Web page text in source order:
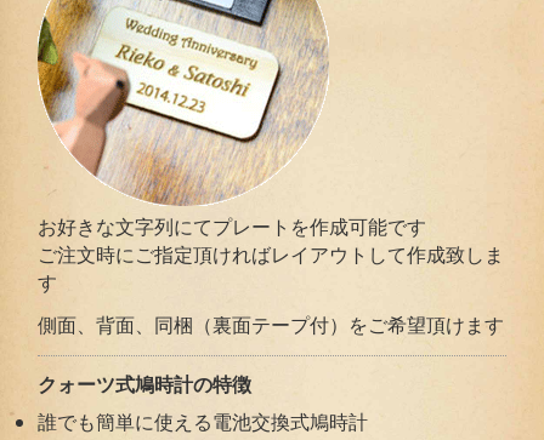
お好きな文字列にてプレートを作成可能です
ご注文時にご指定頂ければレイアウトして作成致しま
す
側面、背面、同梱（裏面テープ付）をご希望頂けます
クォーツ式鳩時計の特徴
誰でも簡単に使える電池交換式鳩時計